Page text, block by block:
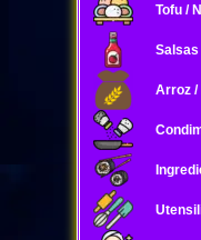
Tofu /
Arroz /